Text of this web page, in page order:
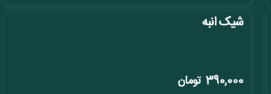
شیک انبه
390,000 تومان